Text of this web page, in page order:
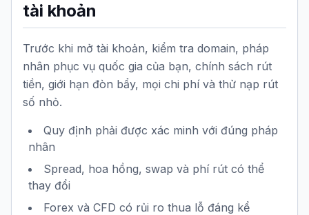
tài khoản
Trước khi mở tài khoản, kiểm tra domain, pháp
nhân phục vụ quốc gia của bạn, chính sách rút
tiền, giới hạn đòn bẩy, mọi chi phí và thử nạp rút
số nhỏ.
Quy định phải được xác minh với đúng pháp
nhân
Spread, hoa hồng, swap và phí rút có thể
thay đổi
Forex và CFD có rủi ro thua lỗ đáng kể